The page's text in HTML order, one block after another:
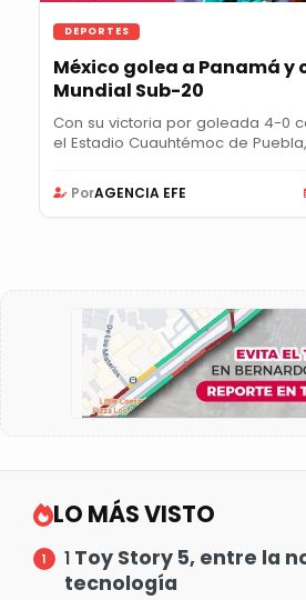
DEPORTES
México golea a Panamá y
Mundial Sub-20
Con su victoria por goleada 4-0
el Estadio Cuauhtémoc de
PorAGENCIA EFE
LO MÁS VISTO
1 Toy Story 5, entre la
tecnología